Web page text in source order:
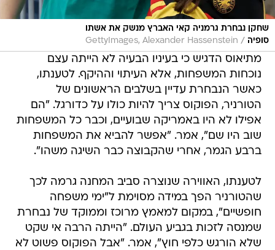
שחקן נבחרת גרמניה קאי האברץ מנשק את אשתו
סופיה /
GettyImages, Alexander Hassenstein
מתיאוס הדגיש כי בעיניו הבעיה לא הייתה עצם
נוכחות המשפחות, אלא העיתוי וההיקף. לטענתו,
כאשר הנבחרת עדיין בשלבים הראשונים של
הטורניר, הפוקוס צריך להיות כולו על כדורגל. "הם
אפילו לא היו באמריקה שבועיים, וכבר כל המשפחות
שוב היו שם", אמר. "אפשר להביא את המשפחות
ברבע הגמר, אחרי שהקבוצה כבר השיגה משהו".
לטענתו, האווירה שנוצרה סביב המחנה גרמה לכך
שהטורניר הפך במידה מסוימת ל"ימי משפחה
חופשיים", במקום למאמץ מרוכז וממוקד של נבחרת
שמנסה לזכות בגביע העולם. "הייתה הרבה אי שקט
שלא הורגש כלפי חוץ", אמר. "אבל הפוקוס פשוט לא